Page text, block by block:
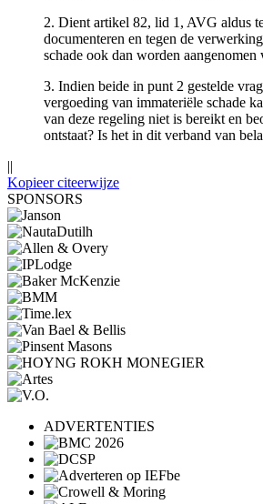
2. Dient artikel 82, lid 1, AVG aldus
documenteren en tegen de
schade ook dan worden
3. Indien beide in punt 2 gestelde
vergoeding van immateriële schade
van deze regeling niet is bereikt en
ontstaat? Is het in dit verband van
||
Kopieer citeerwijze
SPONSORS
ADVERTENTIES